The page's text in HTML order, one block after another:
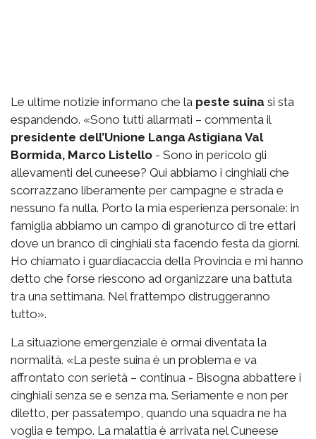
Le ultime notizie informano che la peste suina si sta
espandendo. «Sono tutti allarmati – commenta il
presidente dell’Unione Langa Astigiana Val
Bormida, Marco Listello - Sono in pericolo gli
allevamenti del cuneese? Qui abbiamo i cinghiali che
scorrazzano liberamente per campagne e strada e
nessuno fa nulla. Porto la mia esperienza personale: in
famiglia abbiamo un campo di granoturco di tre ettari
dove un branco di cinghiali sta facendo festa da giorni.
Ho chiamato i guardiacaccia della Provincia e mi hanno
detto che forse riescono ad organizzare una battuta
tra una settimana. Nel frattempo distruggeranno
tutto».
La situazione emergenziale è ormai diventata la
normalità. «La peste suina è un problema e va
affrontato con serietà – continua - Bisogna abbattere i
cinghiali senza se e senza ma. Seriamente e non per
diletto, per passatempo, quando una squadra ne ha
voglia e tempo. La malattia è arrivata nel Cuneese